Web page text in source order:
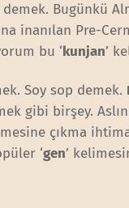
Bugünkü
inanılan Pre-
bu ‘kunjan’
Soy sop demek.
gibi birşey.
çıkma
‘gen’